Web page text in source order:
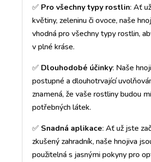
✅ Pro všechny typy rostlin: Ať
květiny, zeleninu či ovoce, naše
vhodná pro všechny typy rostlin,
v plné kráse.
✅ Dlouhodobé účinky: Naše
postupné a dlouhotrvající
znamená, že vaše rostliny budou
potřebných látek.
✅ Snadná aplikace: Ať už jste
zkušený zahradník, naše hnojiva
použitelná s jasnými pokyny pro